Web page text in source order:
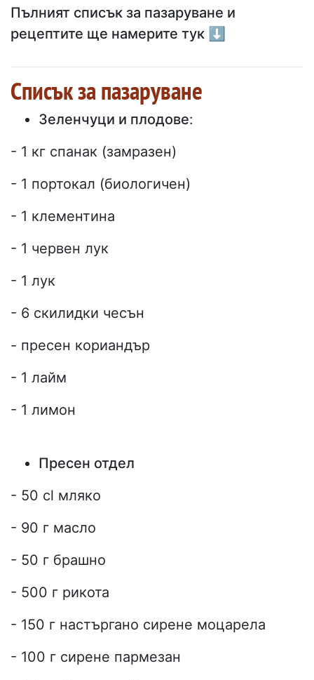
Пълният списък за пазаруване и
рецептите ще намерите тук ⬇
Списък за пазаруване
Зеленчуци и плодове:
- 1 кг спанак (замразен)
- 1 портокал (биологичен)
- 1 клементина
- 1 червен лук
- 1 лук
- 6 скилидки чесън
- пресен кориандър
- 1 лайм
- 1 лимон
Пресен отдел
- 50 cl мляко
- 90 г масло
- 50 г брашно
- 500 г рикота
- 150 г настъргано сирене моцарела
- 100 г сирене пармезан